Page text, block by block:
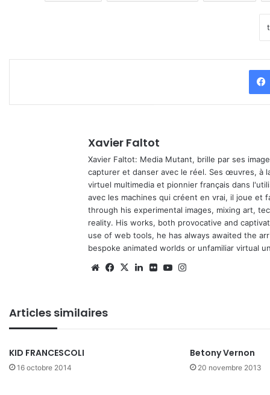
Xavier Faltot
Xavier Faltot: Media Mutant, brille par ses
capturer et danser avec le réel. Ses œuvres, à
virtuel multimedia et pionnier français dans
avec les machines qui créent en vrai, il joue et
through his experimental images, mixing art,
reality. His works, both provocative and
use of web tools, he has always awaited the
bespoke animated worlds or unfamiliar virtual
We Fa
X
Lin Fli Yo
Articles similaires
KID FRANCESCOLI
16 octobre 2014
Betony Vernon
20 novembre 2013